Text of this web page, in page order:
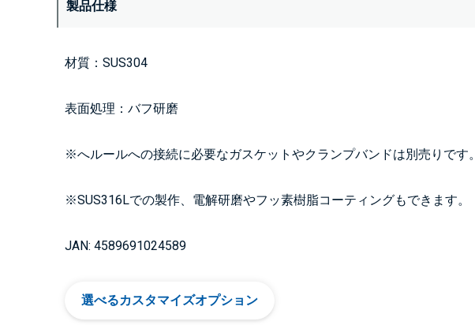
製品仕様
材質：SUS304
表面処理：バフ研磨
※へルールへの接続に必要なガスケットやクランプバンドは別売りです。
※SUS316Lでの製作、電解研磨やフッ素樹脂コーティングもできます。
JAN: 4589691024589
選べるカスタマイズオプション